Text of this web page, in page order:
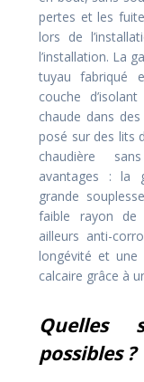
pertes et les
lors de
l’installation. La
tuyau fabriqué
couche
chaude dans
posé sur des lits
chaudière
avantages : la
grande
faible rayon de
ailleurs anti-
longévité et une
calcaire grâce à
Quelles
possibles ?